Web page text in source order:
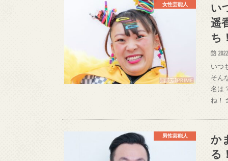
女性芸能人
い
遥
ち
いつ
そん
名は
ね！
男性芸能人
か
る